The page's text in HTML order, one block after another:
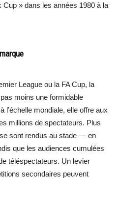
» dans les années 1980 à la
League ou la FA Cup, la
moins une formidable
l’échelle mondiale, elle offre aux
millions de spectateurs. Plus
sont rendus au stade — en
que les audiences cumulées
téléspectateurs. Un levier
secondaires peuvent